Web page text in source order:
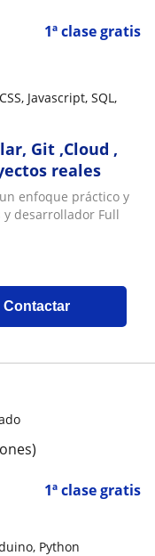
1ª clase gratis
Javascript, SQL,
Git ,Cloud ,
reales
enfoque práctico y
y desarrollador Full
Contactar
1ª clase gratis
Python